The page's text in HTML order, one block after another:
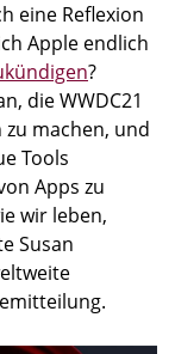
eine Reflexion
Apple endlich
?
die WWDC21
machen, und
Tools
Apps zu
wir leben,
Susan